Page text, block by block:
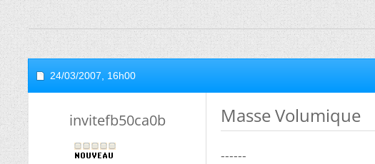
24/03/2007, 16h00
invitefb50ca0b Masse Volumique
------